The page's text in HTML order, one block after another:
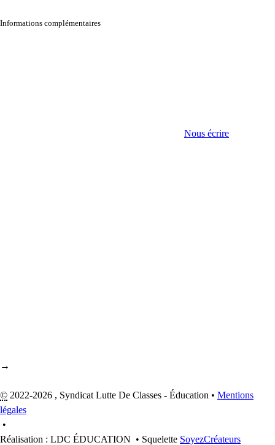
Informations complémentaires
Nous écrire
→
© 2022-2026 , Syndicat Lutte De Classes - Éducation • Mentions
légales
•
Réalisation : LDC ÉDUCATION • Squelette SoyezCréateurs